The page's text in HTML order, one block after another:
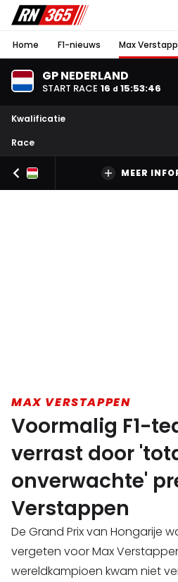
Home F1-nieuws Max
GP NEDERLAND
START RACE 16 d 15:53:45
Kwalificatie
Race
MEER
MAX VERSTAPPEN
Voormalig F1-
verrast door
onverwachte'
Verstappen
De Grand Prix van Hongarije
vergeten voor Max
wereldkampioen kwam niet